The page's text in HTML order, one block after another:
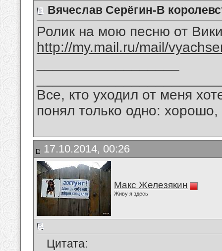
Вячеслав Серёгин-В
Ролик на мою песню от
http://my.mail.ru/mail/
Все, кто уходил от меня
понял только одно:
17.10.2014, 00:26
Макс Железякин
Живу я здесь
Цитата: